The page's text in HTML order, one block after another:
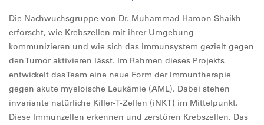
Die Nachwuchsgruppe von Dr. Muhammad Haroon Shaikh
erforscht, wie Krebszellen mit ihrer Umgebung
kommunizieren und wie sich das Immunsystem gezielt gegen
den Tumor aktivieren lässt. Im Rahmen dieses Projekts
entwickelt das Team eine neue Form der Immuntherapie
gegen akute myeloische Leukämie (AML). Dabei stehen
invariante natürliche Killer-T-Zellen (iNKT) im Mittelpunkt.
Diese Immunzellen erkennen und zerstören Krebszellen. Das